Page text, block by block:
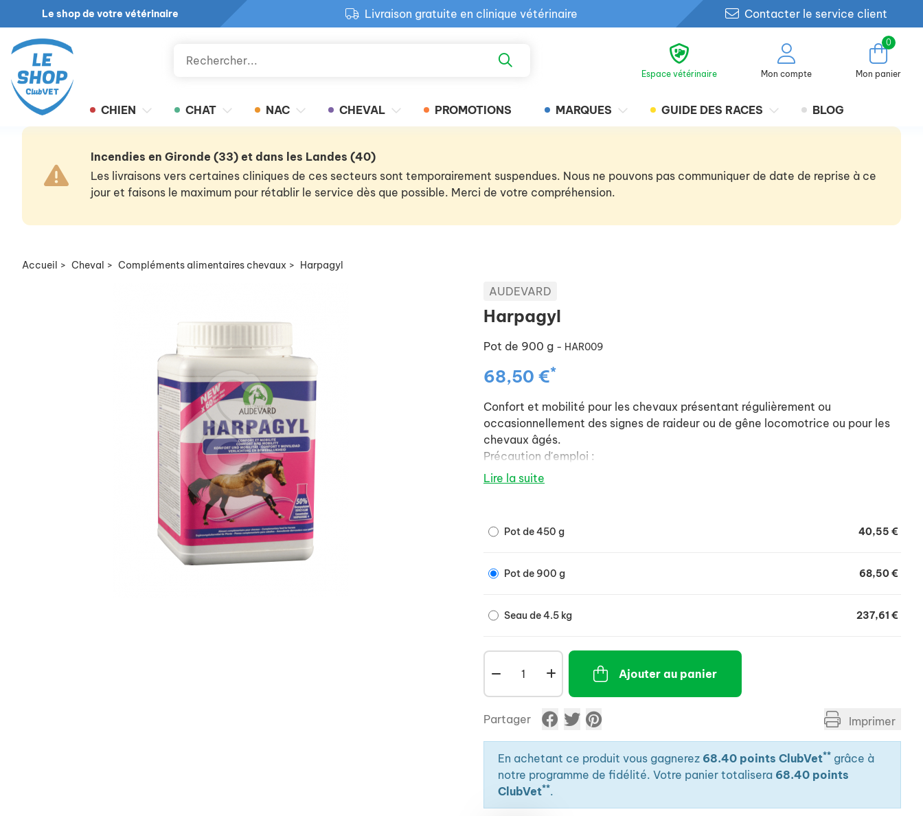
Le shop de votre vétérinaire
Livraison gratuite en clinique vétérinaire
Retour produit gratuit en clinique
Contacter le service client
Espace vétérinaire Mon compte
0
Mon panier
CHIEN CHAT NAC CHEVAL PROMOTIONS MARQUES GUIDE DES RACES BLOG
Incendies en Gironde (33) et dans les Landes (40)
Les livraisons vers certaines cliniques de ces secteurs sont temporairement suspendues. Nous ne pouvons pas communiquer de date de reprise à ce
jour et faisons le maximum pour rétablir le service dès que possible. Merci de votre compréhension.
Accueil > Cheval > Compléments alimentaires chevaux > Harpagyl
AUDEVARD
Harpagyl
Pot de 900 g - HAR009
68,50 €*
Confort et mobilité pour les chevaux présentant régulièrement ou
occasionnellement des signes de raideur ou de gêne locomotrice ou pour les
chevaux âgés.
Précaution d'emploi :
- Pour le contrôle antidopage, il est recommandé d'arrêter la distribution de
Lire la suite
Pot de 450 g 40,55 €
Pot de 900 g 68,50 €
Seau de 4.5 kg 237,61 €
Ajouter au panier
Partager Imprimer
En achetant ce produit vous gagnerez 68.40 points ClubVet** grâce à
notre programme de fidélité. Votre panier totalisera 68.40 points
ClubVet**.